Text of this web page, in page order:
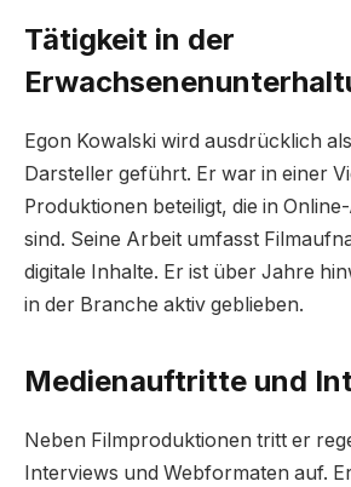
Tätigkeit in der
Egon Kowalski wird ausdrücklich
Darsteller geführt. Er war in einer
Produktionen beteiligt, die in
sind. Seine Arbeit umfasst
digitale Inhalte. Er ist über Jahre
in der Branche aktiv geblieben.
Medienauftritte und
Neben Filmproduktionen tritt er
Interviews und Webformaten auf.